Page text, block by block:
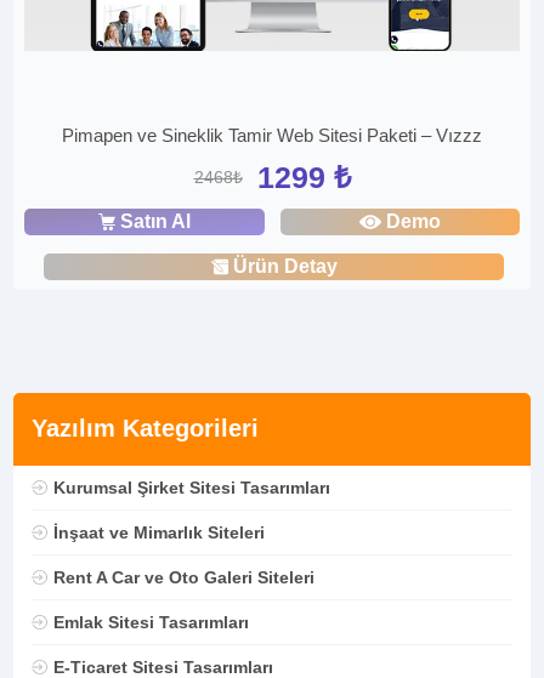
Yazılım Kategorileri
Kurumsal Şirket Sitesi Tasarımları
İnşaat ve Mimarlık Siteleri
Rent A Car ve Oto Galeri Siteleri
Emlak Sitesi Tasarımları
E-Ticaret Sitesi Tasarımları
Pimapen ve Sineklik Tamir Web Sitesi Paketi – Vızzz
2468₺ 1299 ₺
Satın Al Demo
Ürün Detay